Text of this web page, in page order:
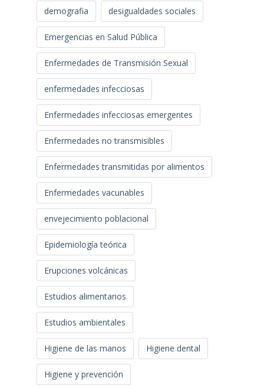
demografia desigualdades sociales
Emergencias en Salud Pública
Enfermedades de Transmisión Sexual
enfermedades infecciosas
Enfermedades infecciosas emergentes
Enfermedades no transmisibles
Enfermedades transmitidas por alimentos
Enfermedades vacunables
envejecimiento poblacional
Epidemiología teórica
Erupciones volcánicas
Estudios alimentarios
Estudios ambientales
Higiene de las manos Higiene dental
Higiene y prevención